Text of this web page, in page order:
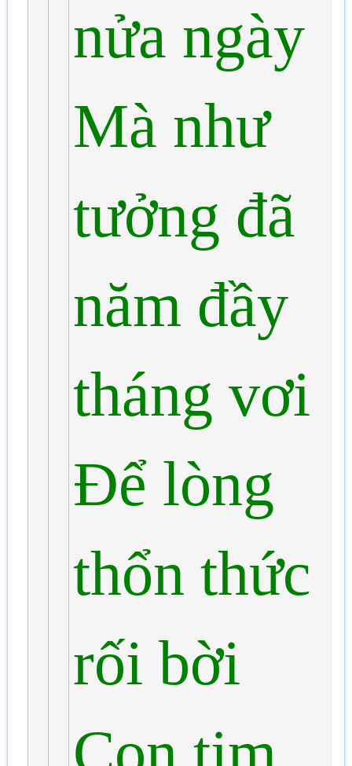
nửa ngày
Mà như
tưởng đã
năm đầy
tháng vơi
Để lòng
thổn thức
rối bời